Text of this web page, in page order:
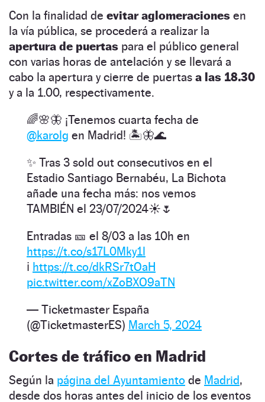
Con la finalidad de evitar aglomeraciones en
la vía pública, se procederá a realizar la
apertura de puertas para el público general
con varias horas de antelación y se llevará a
cabo la apertura y cierre de puertas a las 18.30
y a la 1.00, respectivamente.
🌈🌸🦋 ¡Tenemos cuarta fecha de
@karolg en Madrid! 🏝️🦋🌊
✨ Tras 3 sold out consecutivos en el
Estadio Santiago Bernabéu, La Bichota
añade una fecha más: nos vemos
TAMBIÉN el 23/07/2024☀️🌷
Entradas 🎫 el 8/03 a las 10h en
https://t.co/s17L0Mky1l
ℹ️ https://t.co/dkRSr7tOaH
pic.twitter.com/xZoBXO9aTN
— Ticketmaster España
(@TicketmasterES) March 5, 2024
Cortes de tráfico en Madrid
Según la página del Ayuntamiento de Madrid,
desde dos horas antes del inicio de los eventos